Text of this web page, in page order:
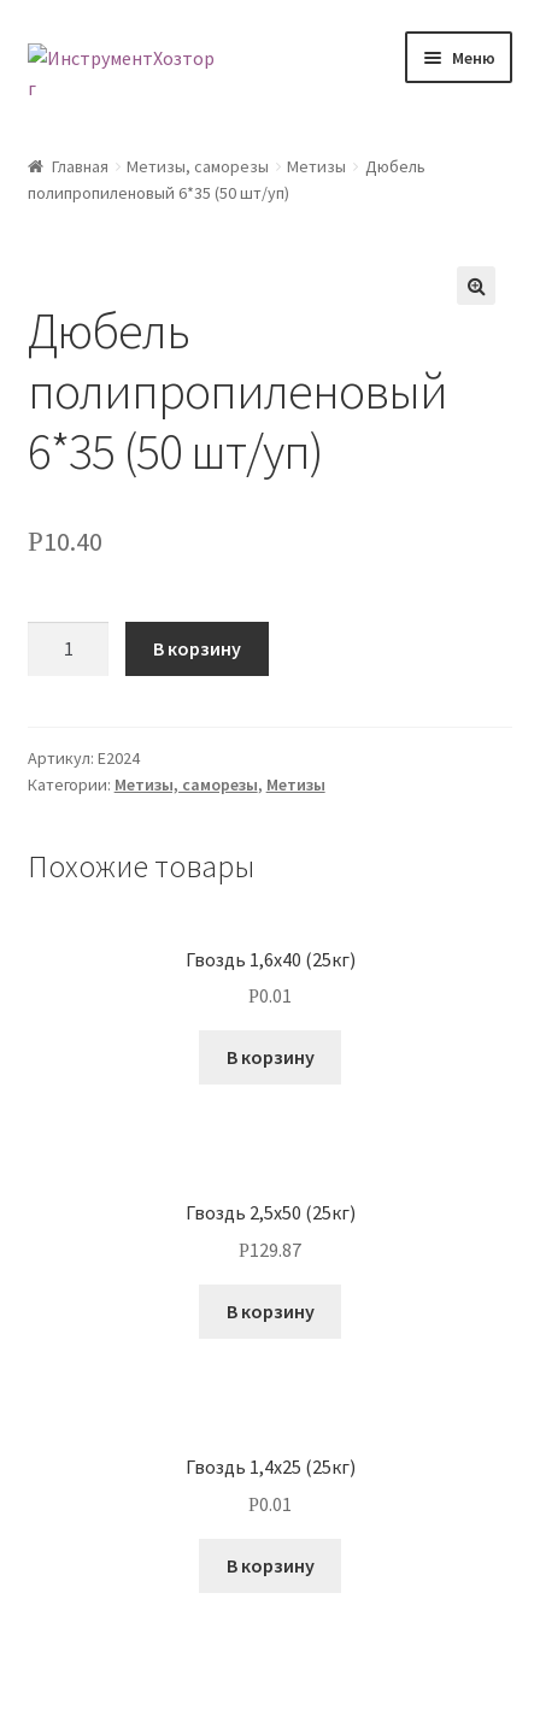
Перейти
Перейти
Меню
Возврат товара
Каталог
Контакты
Корзина
Оплата
Оформление заказа
Главная Метизы, саморезы Метизы
Дюбель
полипропиленовый 6*35 (50 шт/уп)
Дюбель
полипропиленовый
6*35 (50 шт/уп)
Р10.40
В корзину
Артикул: Е2024
Категории: Метизы, саморезы, Метизы
Похожие товары
Гвоздь 1,6х40 (25кг)
Р0.01
В корзину
Гвоздь 2,5х50 (25кг)
Р129.87
В корзину
Гвоздь 1,4х25 (25кг)
Р0.01
В корзину